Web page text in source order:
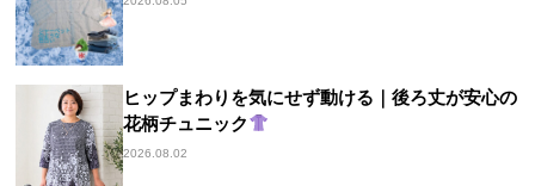
ヒップまわりを気にせず動ける｜後ろ丈が安心の
花柄チュニック
2026.08.02